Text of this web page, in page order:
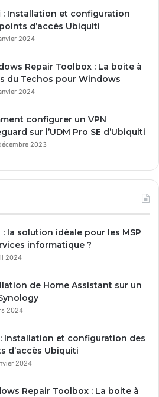
: Installation et configuration
d’accès Ubiquiti
2024
Repair Toolbox : La boite à
du Techos pour Windows
2024
configurer un VPN
sur l’UDM Pro SE d’Ubiquiti
2023
: la solution idéale pour les MSP
informatique ?
2024
de Home Assistant sur un
2024
Installation et configuration des
d’accès Ubiquiti
2024
Repair Toolbox : La boite à